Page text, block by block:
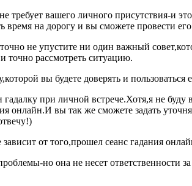
не требует вашего личного присутствия-и
на дорогу и вы сможете провести
не упустите ни один важный
точно рассмотреть ситуацию.
вы будете доверять и пользоваться
при личной встрече.Хотя,я не буду
онлайн.И вы так же сможете задать
от того,прошел сеанс гадания
но она не несет ответственности